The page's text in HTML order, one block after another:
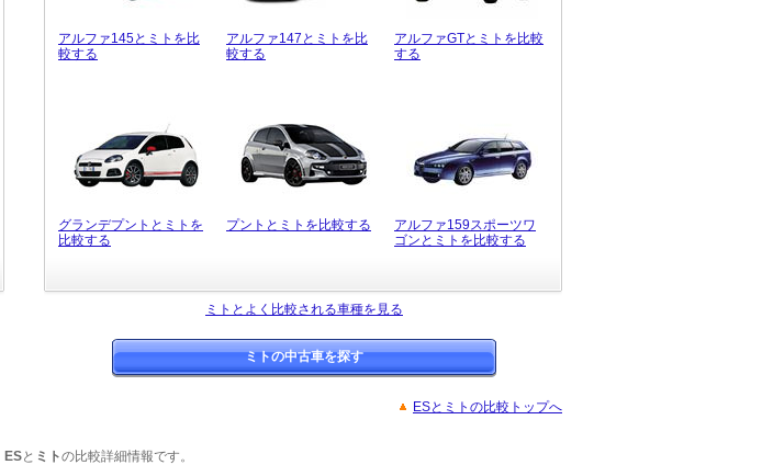
アルファ145とミトを比
較する
アルファ147とミトを比
較する
アルファGTとミトを比較
する
グランデプントとミトを
比較する
プントとミトを比較する
アルファ159スポーツワ
ゴンとミトを比較する
ミトとよく比較される車種を見る
ミトの中古車を探す
ESとミトの比較トップへ
ESと ミトの比較詳細情報です。